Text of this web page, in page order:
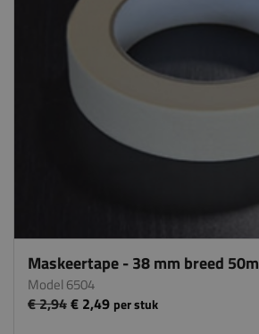
Maskeertape - 38 mm breed 50m
Model 6504
€ 2,94€ 2,49 per stuk